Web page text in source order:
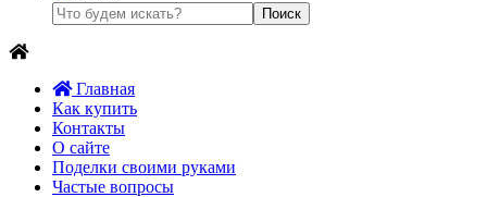
Главная
Как купить
Контакты
О сайте
Поделки своими руками
Частые вопросы